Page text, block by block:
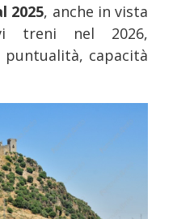
2025, anche in vista
treni nel 2026,
capacità